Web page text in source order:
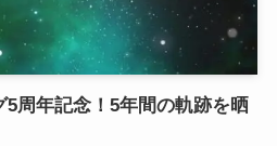
5周年記念！5年間の軌跡を晒